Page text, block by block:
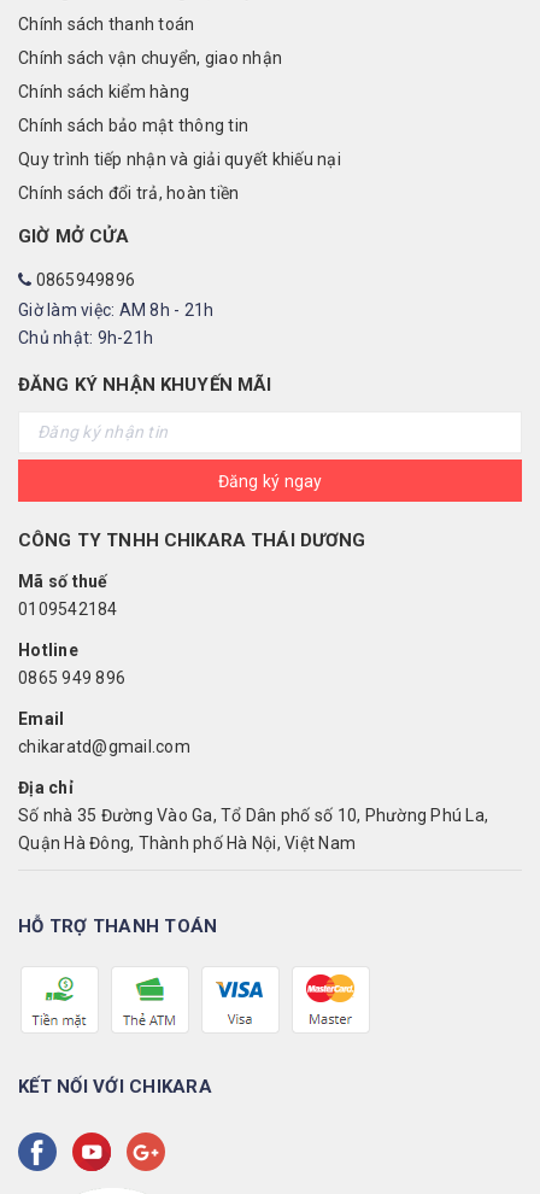
Chính sách thanh toán
Chính sách vận chuyển, giao nhận
Chính sách kiểm hàng
Chính sách bảo mật thông tin
Quy trình tiếp nhận và giải quyết khiếu nại
Chính sách đổi trả, hoàn tiền
GIỜ MỞ CỬA
0865949896
Giờ làm việc: AM 8h - 21h
Chủ nhật: 9h-21h
ĐĂNG KÝ NHẬN KHUYẾN MÃI
Đăng ký ngay
CÔNG TY TNHH CHIKARA THÁI DƯƠNG
Mã số thuế
0109542184
Hotline
0865 949 896
Email
chikaratd@gmail.com
Địa chỉ
Số nhà 35 Đường Vào Ga, Tổ Dân phố số 10, Phường Phú La,
Quận Hà Đông, Thành phố Hà Nội, Việt Nam
HỖ TRỢ THANH TOÁN
KẾT NỐI VỚI CHIKARA